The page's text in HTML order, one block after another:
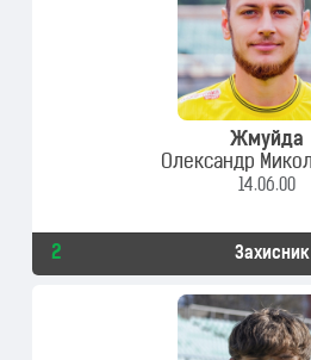
Жмуйда
Олександр
14.06.00
2 Захисник